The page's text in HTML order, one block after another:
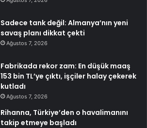
Sadece tank değil: Almanya’nın yeni
savaş planı dikkat çekti
Ağustos 7, 2026
Fabrikada rekor zam: En düşük maaş
153 bin TL’ye çıktı, işçiler halay çekerek
kutladı
Ağustos 7, 2026
Rihanna, Türkiye’den o havalimanını
takip etmeye başladı